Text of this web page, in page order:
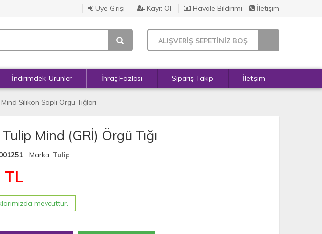
Üye Girişi Kayıt Ol Havale Bildirimi İletişim
ALIŞVERİŞ SEPETİNİZ BOŞ
İndirimdeki Ürünler İhraç Fazlası Sipariş Takip İletişim
Silikon Saplı Örgü Tığları
Mind (GRİ) Örgü Tığı
Marka: Tulip
TL
mevcuttur.